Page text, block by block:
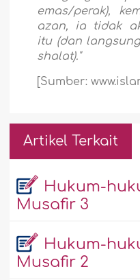
emas/perak),
azan, ia tidak
itu (dan
shalat)."
[Sumber:
Artikel Terkait
Hukum-
Musafir 3
Hukum-
Musafir 2